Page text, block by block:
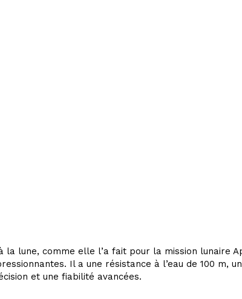
lune, comme elle l’a fait pour la mission lunaire
Il a une résistance à l’eau de 100 m,
et une fiabilité avancées.